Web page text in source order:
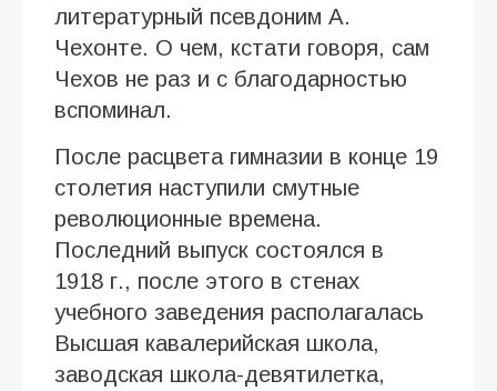
литературный псевдоним А.
Чехонте. О чем, кстати говоря, сам
Чехов не раз и с благодарностью
вспоминал.
После расцвета гимназии в конце 19
столетия наступили смутные
революционные времена.
Последний выпуск состоялся в
1918 г., после этого в стенах
учебного заведения располагалась
Высшая кавалерийская школа,
заводская школа-девятилетка,